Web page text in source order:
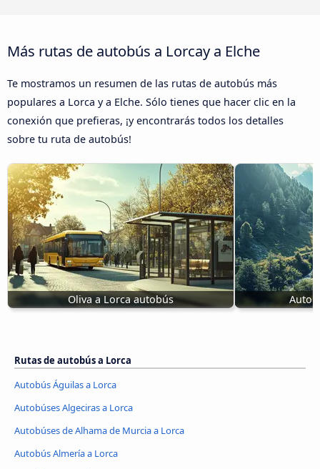
Más rutas de autobús a Lorcay a Elche
Te mostramos un resumen de las rutas de autobús más
populares a Lorca y a Elche. Sólo tienes que hacer clic en la
conexión que prefieras, ¡y encontrarás todos los detalles
sobre tu ruta de autobús!
Oliva a Lorca autobús
Rutas de autobús a Lorca
Autobús Águilas a Lorca
Autobúses Algeciras a Lorca
Autobúses de Alhama de Murcia a Lorca
Autobús Almería a Lorca